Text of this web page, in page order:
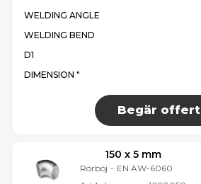
WELDING ANGLE
WELDING BEND
D1
DIMENSION "
Begär offert
150 x 5 mm
Rörböj - EN AW-6060